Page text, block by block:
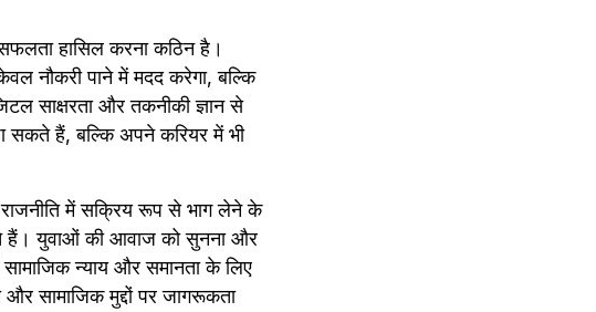
हासिल करना कठिन है।
नौकरी पाने में मदद करेगा, बल्कि
साक्षरता और तकनीकी ज्ञान से
सकते हैं, बल्कि अपने करियर में भी
में सक्रिय रूप से भाग लेने के
हैं। युवाओं की आवाज को सुनना और
न्याय और समानता के लिए
सामाजिक मुद्दों पर जागरूकता